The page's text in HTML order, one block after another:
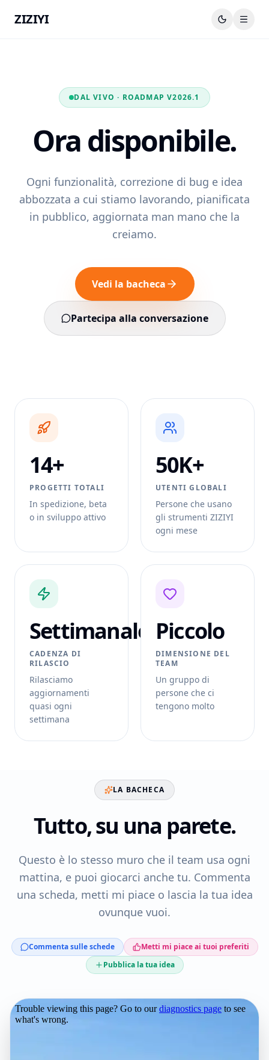
ZIZIYI
DAL VIVO · ROADMAP V2026.1
Ora disponibile.
Ogni funzionalità, correzione di bug e idea
abbozzata a cui stiamo lavorando, pianificata
in pubblico, aggiornata man mano che la
creiamo.
Vedi la bacheca
Partecipa alla conversazione
14+
PROGETTI TOTALI
In spedizione, beta
o in sviluppo attivo
50K+
UTENTI GLOBALI
Persone che usano
gli strumenti ZIZIYI
ogni mese
Settimanale
CADENZA DI
RILASCIO
Rilasciamo
aggiornamenti
quasi ogni
settimana
Piccolo
DIMENSIONE DEL
TEAM
Un gruppo di
persone che ci
tengono molto
LA BACHECA
Tutto, su una parete.
Questo è lo stesso muro che il team usa ogni
mattina, e puoi giocarci anche tu. Commenta
una scheda, metti mi piace o lascia la tua idea
ovunque vuoi.
Commenta sulle schede
Metti mi piace ai tuoi preferiti
Pubblica la tua idea